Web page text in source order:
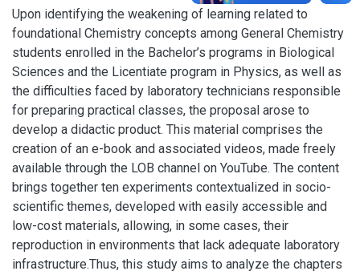
Upon identifying the weakening of learning related to
foundational Chemistry concepts among General Chemistry
students enrolled in the Bachelor’s programs in Biological
Sciences and the Licentiate program in Physics, as well as
the difficulties faced by laboratory technicians responsible
for preparing practical classes, the proposal arose to
develop a didactic product. This material comprises the
creation of an e-book and associated videos, made freely
available through the LOB channel on YouTube. The content
brings together ten experiments contextualized in socio-
scientific themes, developed with easily accessible and
low-cost materials, allowing, in some cases, their
reproduction in environments that lack adequate laboratory
infrastructure.Thus, this study aims to analyze the chapters